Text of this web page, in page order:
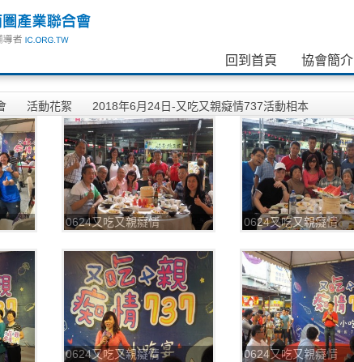
回到首頁 協會簡介
活動花絮 2018年6月24日-又吃又親癡情737活動相本
0624又吃又親癡情
0624又吃又親癡情
0624又吃又親癡情
0624又吃又親癡情